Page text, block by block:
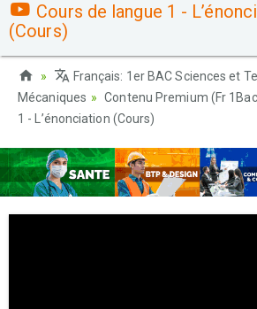
Cours de langue 1 -
(Cours)
Français: 1er BAC Sciences et
Mécaniques
Contenu Premium (Fr
1 - L’énonciation (Cours)